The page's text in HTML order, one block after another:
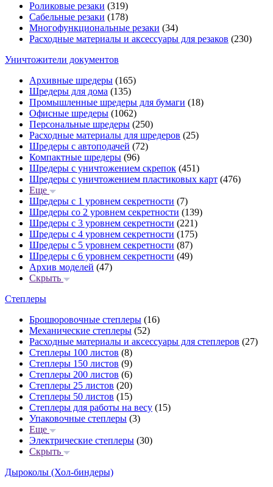
Роликовые резаки (319)
Сабельные резаки (178)
Многофункциональные резаки (34)
Расходные материалы и аксессуары для резаков (230)
Уничтожители документов
Архивные шредеры (165)
Шредеры для дома (135)
Промышленные шредеры для бумаги (18)
Офисные шредеры (1062)
Персональные шредеры (250)
Расходные материалы для шредеров (25)
Шредеры с автоподачей (72)
Компактные шредеры (96)
Шредеры с уничтожением скрепок (451)
Шредеры с уничтожением пластиковых карт (476)
Еще
Шредеры с 1 уровнем секретности (7)
Шредеры со 2 уровнем секретности (139)
Шредеры с 3 уровнем секретности (221)
Шредеры с 4 уровнем секретности (175)
Шредеры с 5 уровнем секретности (87)
Шредеры с 6 уровнем секретности (49)
Архив моделей (47)
Скрыть
Степлеры
Брошюровочные степлеры (16)
Механические степлеры (52)
Расходные материалы и аксессуары для степлеров (27)
Степлеры 100 листов (8)
Степлеры 150 листов (9)
Степлеры 200 листов (6)
Степлеры 25 листов (20)
Степлеры 50 листов (15)
Степлеры для работы на весу (15)
Упаковочные степлеры (3)
Еще
Электрические степлеры (30)
Скрыть
Дыроколы (Хол-биндеры)